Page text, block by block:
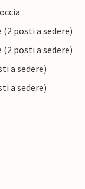
posti a sedere)
posti a sedere)
a sedere)
a sedere)